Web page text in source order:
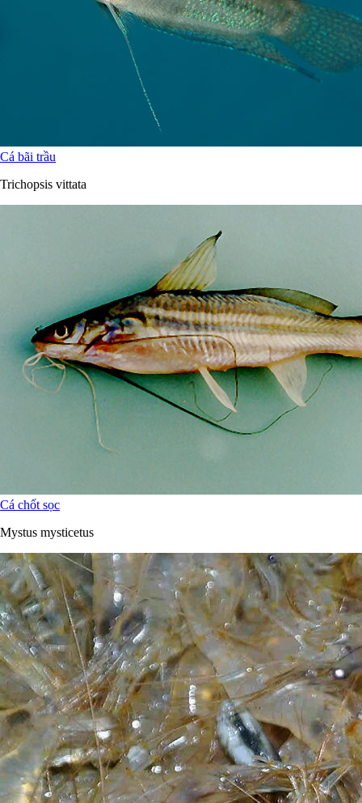
Cá bãi trầu
Trichopsis vittata
Cá chốt sọc
Mystus mysticetus